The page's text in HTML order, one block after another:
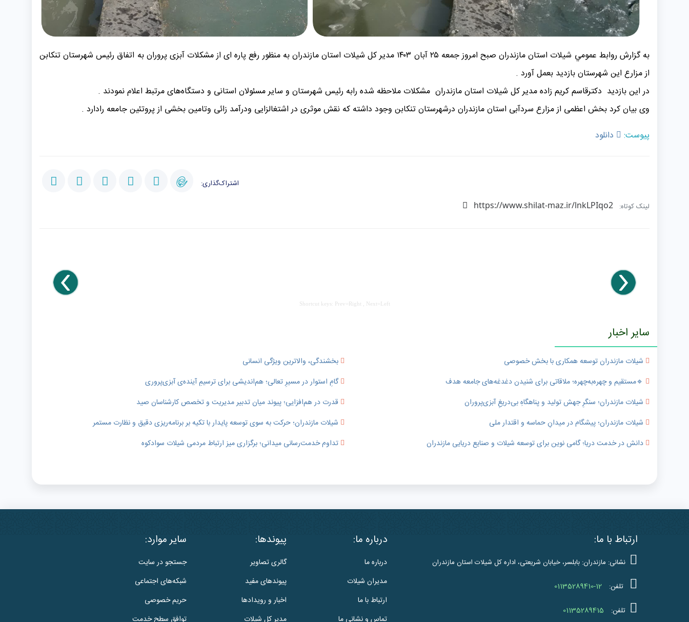
به گزارش روابط عمومي شیلات استان مازندران صبح امروز جمعه ۲۵ آبان ۱۴۰۳ مدیر کل شیلات استان مازندران به منظور رفع پاره ای از مشکلات آبزی پروران به اتفاق رئیس شهرستان تنکابن
از مزارع این شهرستان بازدید بعمل آورد .
در این بازدید دکترقاسم کریم زاده مدیر کل شیلات استان مازندران مشکلات ملاحظه شده رابه رئیس شهرستان و سایر مسئولان استانی و دستگاه‌های مرتبط اعلام نمودند .
وی بیان کرد بخش اعظمی از مزارع سردآبی استان مازندران درشهرستان تنکابن وجود داشته که نقش موثری در اشتغالزایی ودرآمد زائی وتامین بخشی از پروتئین جامعه رادارد .
پیوست:
دانلود
اشتراک‌گذاری:
لینک کوتاه: https://www.shilat-maz.ir/lnkLPIqo2
Shortcut keys: Prev=Right , Next=Left
سایر اخبار
شیلات مازندران توسعه همکاری با بخش خصوصی
بخشندگی، والاترین ویژگی انسانی
🔹️مستقیم و چهره‌به‌چهره؛ ملاقاتی برای شنیدن دغدغه‌های جامعه هدف
گامِ استوار در مسیرِ تعالی؛ هم‌اندیشی برای ترسیمِ آینده‌ی آبزی‌پروری
شیلات مازندران؛ سنگرِ جهش تولید و پناهگاهِ بی‌دریغِ آبزی‌پروران
قدرت در هم‌افزایی؛ پیوند میان تدبیر مدیریت و تخصص کارشناسان صید
شیلات مازندران؛ پیشگام در میدانِ حماسه و اقتدار ملی
شیلات مازندران؛ حرکت به سوی توسعه پایدار با تکیه بر برنامه‌ریزی دقیق و نظارت مستمر
دانش در خدمت دریا؛ گامی نوین برای توسعه شیلات و صنایع دریایی مازندران
تداوم خدمت‌رسانی میدانی؛ برگزاری میز ارتباط مردمی شیلات سوادکوه
ارتباط با ما:
نشانی: مازندران: بابلسر، خیابان شریعتی، اداره کل شیلات استان مازندران
تلفن: 01135289410-12
تلفن: 01135289415
درباره ما:
درباره ما
مدیران شیلات
ارتباط با ما
پیوندها:
گالری تصاویر
پیوندهای مفید
اخبار و رویدادها
سایر موارد:
جستجو در سایت
شبکه‌های اجتماعی
حریم خصوصی